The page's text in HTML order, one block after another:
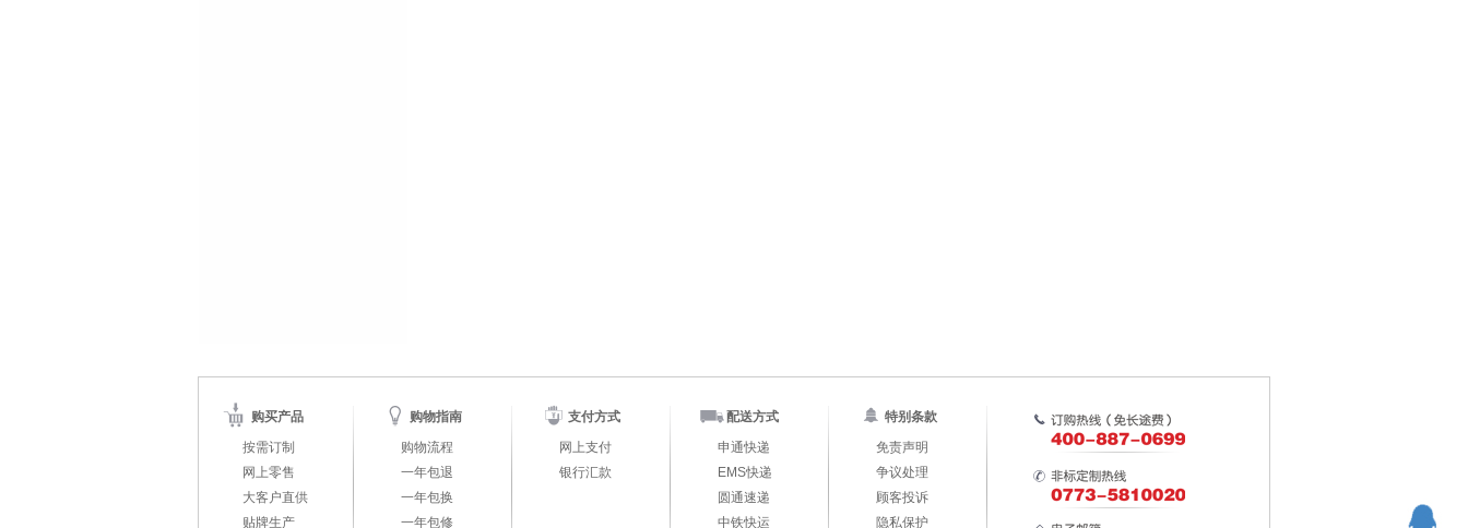
购买产品
按需订制
网上零售
大客户直供
贴牌生产
购物指南
购物流程
一年包退
一年包换
一年包修
支付方式
网上支付
银行汇款
配送方式
申通快递
EMS快递
圆通速递
中铁快运
特别条款
免责声明
争议处理
顾客投诉
隐私保护